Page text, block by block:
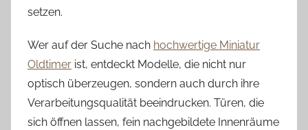
setzen.
Wer auf der Suche nach hochwertige Miniatur
Oldtimer ist, entdeckt Modelle, die nicht nur
optisch überzeugen, sondern auch durch ihre
Verarbeitungsqualität beeindrucken. Türen, die
sich öffnen lassen, fein nachgebildete Innenräume